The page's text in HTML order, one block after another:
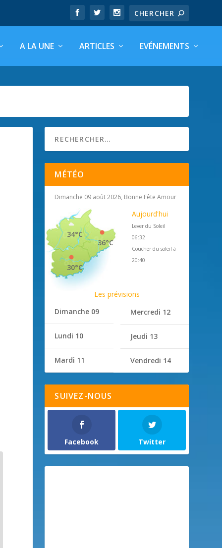
A LA UNE ARTICLES EVÉNEMENTS
MÉTÉO
Dimanche 09 août 2026, Bonne Fête Amour
36°C
34°C
30°C
Aujourd'hui
Lever du Soleil
06:32
Coucher du soleil à
20:40
Les prévisions
Dimanche 09
Lundi 10
Mardi 11
Mercredi 12
Jeudi 13
Vendredi 14
SUIVEZ-NOUS
Facebook Twitter